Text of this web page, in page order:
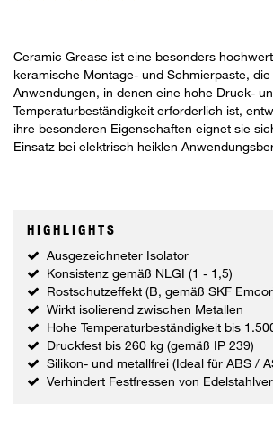
Ceramic Grease ist eine besonders
keramische Montage- und Schmierpaste,
Anwendungen, in denen eine hohe Druck-
Temperaturbeständigkeit erforderlich ist,
ihre besonderen Eigenschaften eignet sie
Einsatz bei elektrisch heiklen
HIGHLIGHTS
Ausgezeichneter Isolator
Konsistenz gemäß NLGI (1 - 1,5)
Rostschutzeffekt (B, gemäß SKF
Wirkt isolierend zwischen Metallen
Hohe Temperaturbeständigkeit bis
Druckfest bis 260 kg (gemäß IP 239)
Silikon- und metallfrei (Ideal für ABS /
Verhindert Festfressen von